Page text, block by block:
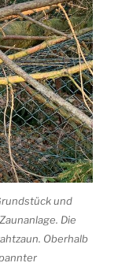
und
Die
Oberhalb